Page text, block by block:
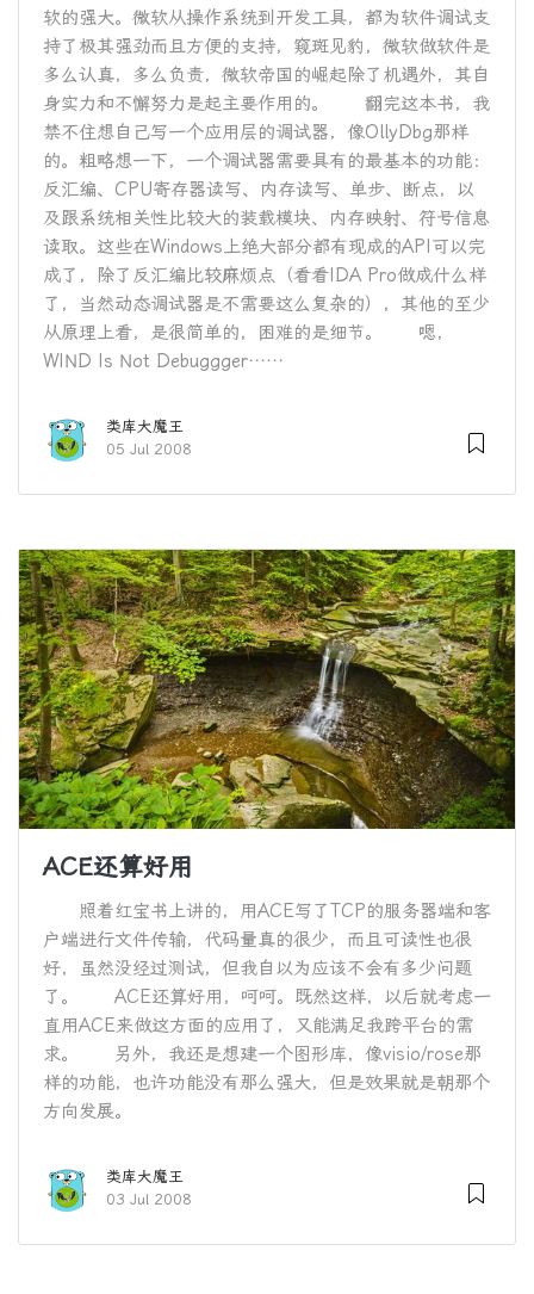
软的强大。微软从操作系统到开发工具，都为软件调试支
持了极其强劲而且方便的支持，窥斑见豹，微软做软件是
多么认真，多么负责，微软帝国的崛起除了机遇外，其自
身实力和不懈努力是起主要作用的。 翻完这本书，我
禁不住想自己写一个应用层的调试器，像OllyDbg那样
的。粗略想一下，一个调试器需要具有的最基本的功能：
反汇编、CPU寄存器读写、内存读写、单步、断点，以
及跟系统相关性比较大的装载模块、内存映射、符号信息
读取。这些在Windows上绝大部分都有现成的API可以完
成了，除了反汇编比较麻烦点（看看IDA Pro做成什么样
了，当然动态调试器是不需要这么复杂的），其他的至少
从原理上看，是很简单的，困难的是细节。 嗯，
WIND Is Not Debuggger……
类库大魔王
05 Jul 2008
ACE还算好用
照着红宝书上讲的，用ACE写了TCP的服务器端和客
户端进行文件传输，代码量真的很少，而且可读性也很
好，虽然没经过测试，但我自以为应该不会有多少问题
了。 ACE还算好用，呵呵。既然这样，以后就考虑一
直用ACE来做这方面的应用了，又能满足我跨平台的需
求。 另外，我还是想建一个图形库，像visio/rose那
样的功能，也许功能没有那么强大，但是效果就是朝那个
方向发展。
类库大魔王
03 Jul 2008